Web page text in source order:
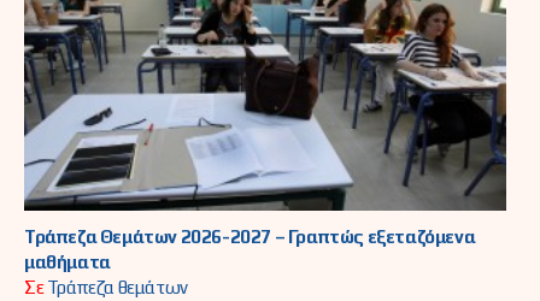
Τράπεζα Θεμάτων 2026-2027 – Γραπτώς εξεταζόμενα
μαθήματα
ΣεΤράπεζα θεμάτων